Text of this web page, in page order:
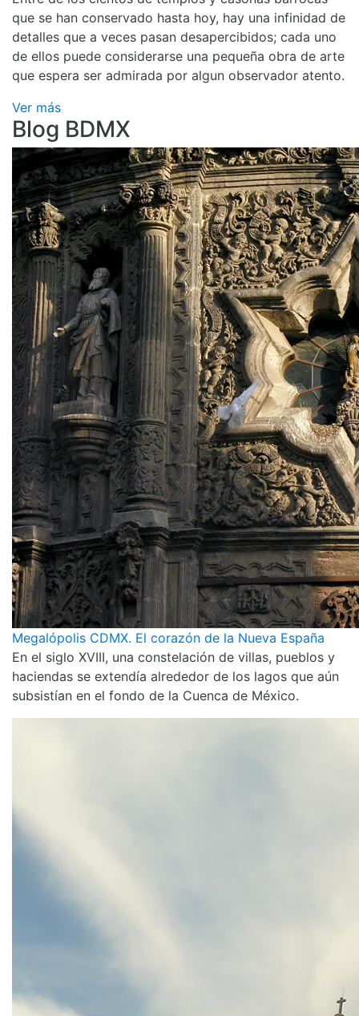
que se han conservado hasta hoy, hay una infinidad de
detalles que a veces pasan desapercibidos; cada uno
de ellos puede considerarse una pequeña obra de arte
que espera ser admirada por algun observador atento.
Ver más
Blog BDMX
Megalópolis CDMX. El corazón de la Nueva España
En el siglo XVIII, una constelación de villas, pueblos y
haciendas se extendía alrededor de los lagos que aún
subsistían en el fondo de la Cuenca de México.